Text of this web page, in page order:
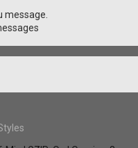
message.